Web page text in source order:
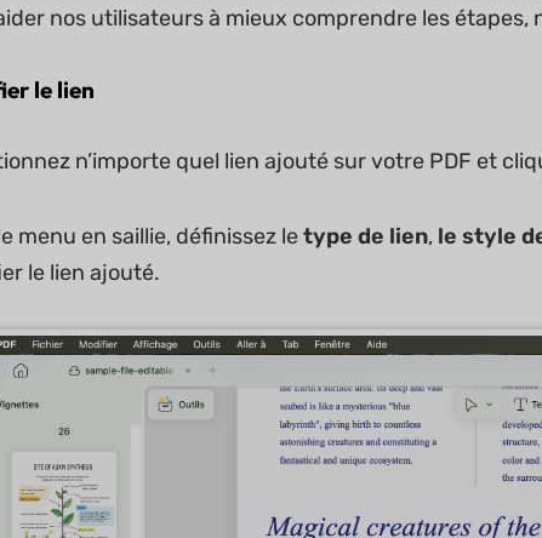
nos utilisateurs à mieux comprendre les
le lien
n’importe quel lien ajouté sur votre PDF et
menu en saillie, définissez letype de lien, le style
le lien ajouté.